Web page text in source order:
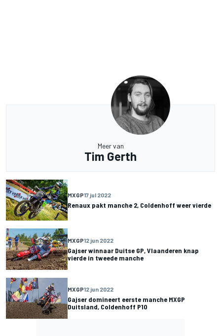
Meer van
Tim Gerth
MXGP17 jul 2022
Renaux pakt manche 2, Coldenhoff weer vierde
MXGP12 jun 2022
Gajser winnaar Duitse GP, Vlaanderen knap
vierde in tweede manche
MXGP12 jun 2022
Gajser domineert eerste manche MXGP
Duitsland, Coldenhoff P10